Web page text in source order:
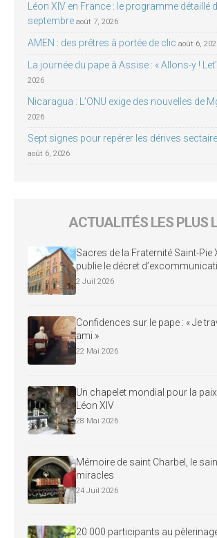
Léon XIV en France : le programme détaillé
septembre août 7, 2026
AMEN : des prêtres à portée de clic août 6,
La journée du pape à Assise : « Allons-y !
2026
Nicaragua : L’ONU exige des nouvelles de
2026
Sept signes pour repérer les dérives
août 6, 2026
ACTUALITÉS LES PLUS
Sacres de la Fraternité Saint-Pie
publie le décret
2 Juil 2026
Confidences sur le pape : « Je
ami »
22 Mai 2026
Un chapelet mondial pour la
Léon XIV
28 Mai 2026
Mémoire de saint Charbel, le
miracles
24 Juil 2026
20 000 participants au